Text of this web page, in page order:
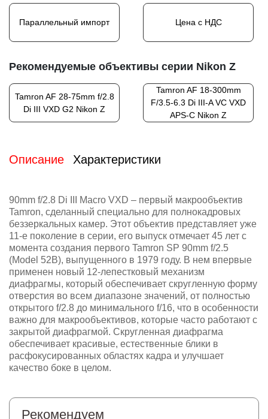
Параллельный импорт Цена с НДС
Рекомендуемые объективы серии Nikon Z
Tamron AF 28-75mm f/2.8
Di III VXD G2 Nikon Z
Tamron AF 18-300mm
F/3.5-6.3 Di III-A VC VXD
APS-C Nikon Z
Описание Характеристики
90mm f/2.8 Di III Macro VXD – первый макрообъектив
Tamron, сделанный специально для полнокадровых
беззеркальных камер. Этот объектив представляет уже
11-е поколение в серии, его выпуск отмечает 45 лет с
момента создания первого Tamron SP 90mm f/2.5
(Model 52B), выпущенного в 1979 году. В нем впервые
применен новый 12-лепестковый механизм
диафрагмы, который обеспечивает скругленную форму
отверстия во всем диапазоне значений, от полностью
открытого f/2.8 до минимального f/16, что в особенности
важно для макрообъективов, которые часто работают с
закрытой диафрагмой. Скругленная диафрагма
обеспечивает красивые, естественные блики в
расфокусированных областях кадра и улучшает
качество боке в целом.
Рекомендуем